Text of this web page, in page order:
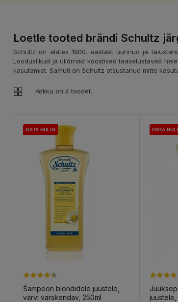
Loetle tooted brändi Schultz
Schultz on alates 1900. aastast uurinud ja
Looduslikud ja üliõrnad koostised taaselustavad
kasutamist. Samuti on Schultz otsustanud mitte
Kokku on 4 toodet.
OSTA HULGI
OSTA HULGI
OSTA HULGI
OSTA HULGI
Šampoon blondidele juustele,
värvi värskendav, 250ml
OSTA
OSTA
OSTA
OSTA